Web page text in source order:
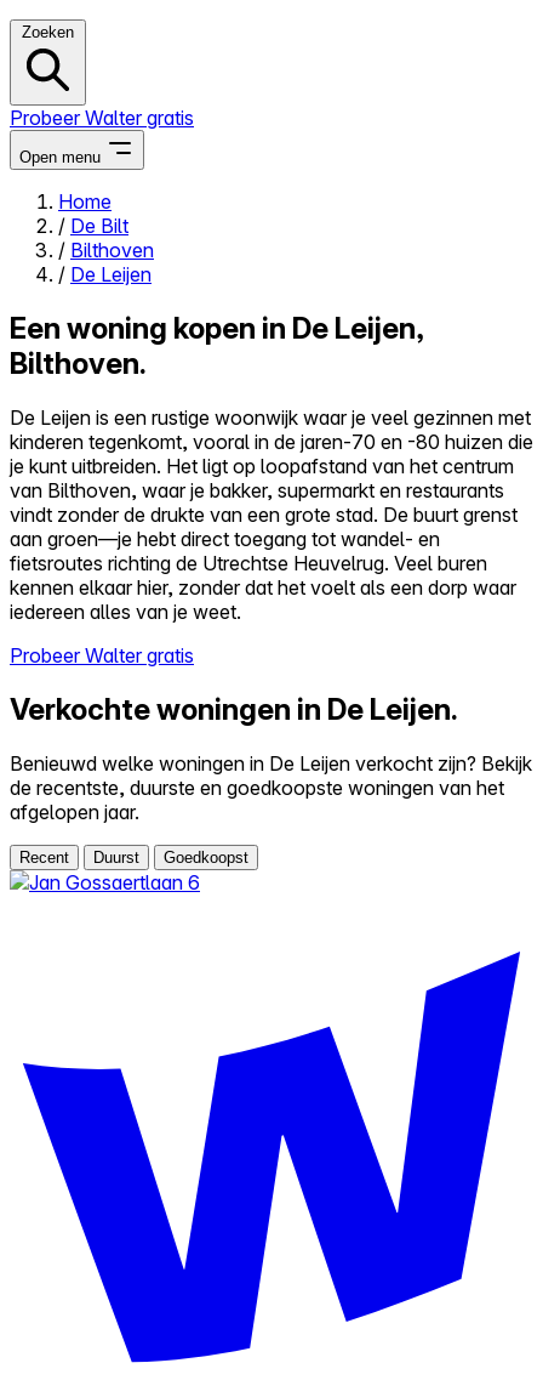
Zoeken
Probeer Walter gratis
Open menu
Close menu
Zelf kopen
Reviews
Prijzen
Log in
Probeer Walter gratis
Home
/ De Bilt
/ Bilthoven
/ De Leijen
Een woning kopen in De Leijen,
Bilthoven.
De Leijen is een rustige woonwijk waar je veel gezinnen met
kinderen tegenkomt, vooral in de jaren-70 en -80 huizen die
je kunt uitbreiden. Het ligt op loopafstand van het centrum
van Bilthoven, waar je bakker, supermarkt en restaurants
vindt zonder de drukte van een grote stad. De buurt grenst
aan groen—je hebt direct toegang tot wandel- en
fietsroutes richting de Utrechtse Heuvelrug. Veel buren
kennen elkaar hier, zonder dat het voelt als een dorp waar
iedereen alles van je weet.
Probeer Walter gratis
Verkochte woningen in De Leijen.
Benieuwd welke woningen in De Leijen verkocht zijn? Bekijk
de recentste, duurste en goedkoopste woningen van het
afgelopen jaar.
Recent Duurst Goedkoopst